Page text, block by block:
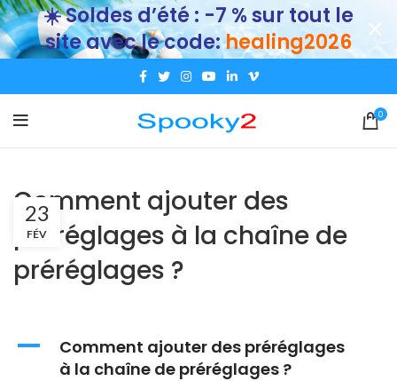
0
Comment ajouter des
préréglages à la chaîne de
préréglages ?
23
FÉV
A
Comment ajouter des préréglages
à la chaîne de préréglages ?
☀️ Soldes d’été : -7 % sur tout le
site avec le code:healing2026